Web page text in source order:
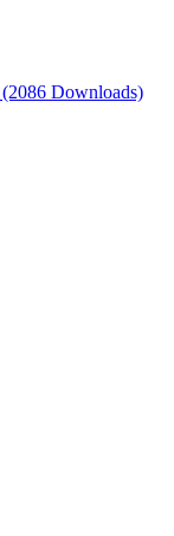
(2086 Downloads)